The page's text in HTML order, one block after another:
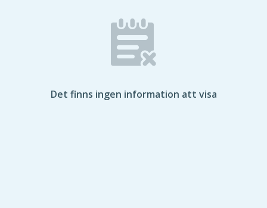
Det finns ingen information att visa